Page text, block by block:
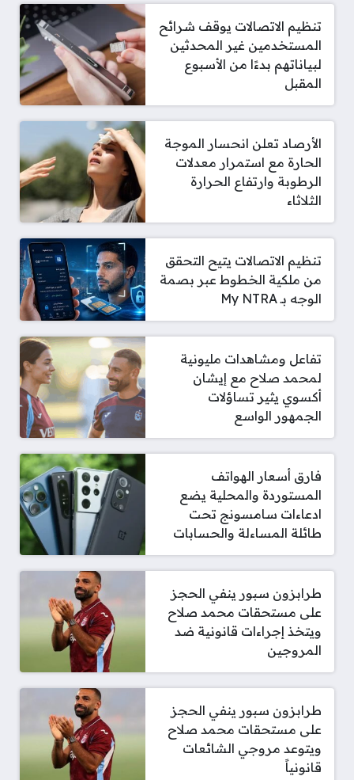
تنظيم الاتصالات يوقف شرائح
المستخدمين غير المحدثين
لبياناتهم بدءًا من الأسبوع
المقبل
الأرصاد تعلن انحسار الموجة
الحارة مع استمرار معدلات
الرطوبة وارتفاع الحرارة
الثلاثاء
تنظيم الاتصالات يتيح التحقق
من ملكية الخطوط عبر بصمة
الوجه بـ My NTRA
تفاعل ومشاهدات مليونية
لمحمد صلاح مع إيشان
أكسوي يثير تساؤلات
الجمهور الواسع
فارق أسعار الهواتف
المستوردة والمحلية يضع
ادعاءات سامسونج تحت
طائلة المساءلة والحسابات
طرابزون سبور ينفي الحجز
على مستحقات محمد صلاح
ويتخذ إجراءات قانونية ضد
المروجين
طرابزون سبور ينفي الحجز
على مستحقات محمد صلاح
ويتوعد مروجي الشائعات
قانونياً